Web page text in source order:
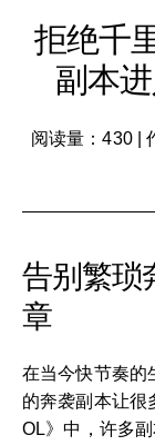
拒绝千
副本
阅读量：430|
告别繁琐
章
在当今快节奏的
的奔袭副本让很
OL》中，许多